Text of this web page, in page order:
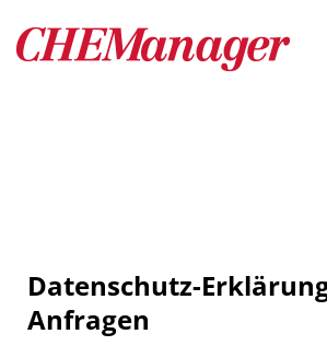
Datenschutz-
Anfragen